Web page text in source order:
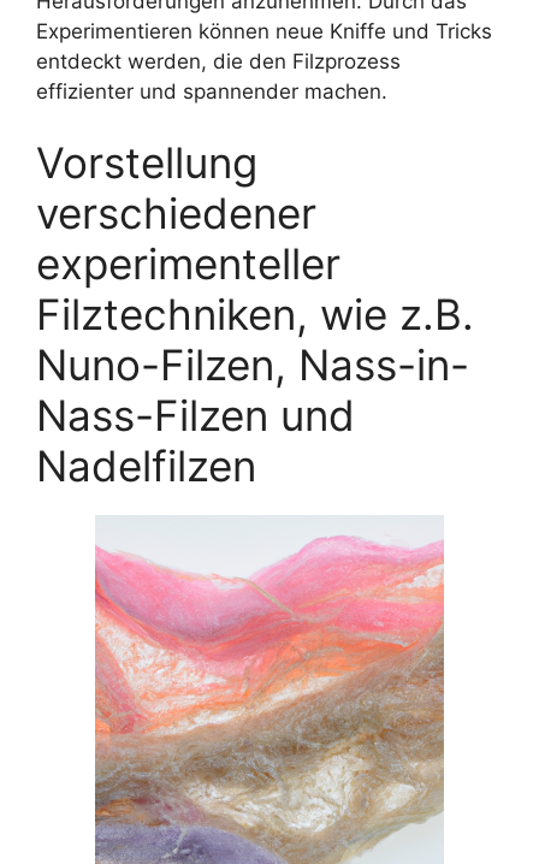
Experimentieren können neue Kniffe und Tricks
entdeckt werden, die den Filzprozess
effizienter und spannender machen.
Vorstellung
verschiedener
experimenteller
Filztechniken, wie z.B.
Nuno-Filzen, Nass-in-
Nass-Filzen und
Nadelfilzen